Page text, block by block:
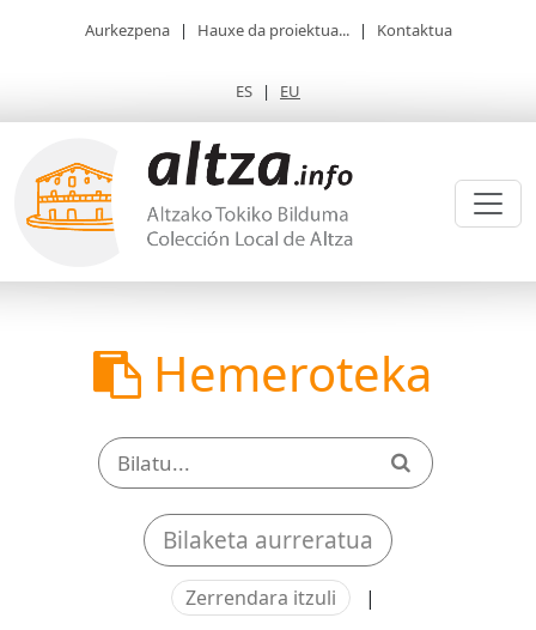
Aurkezpena | Hauxe da proiektua... | Kontaktua
ES | EU
Hemeroteka
Bilaketa aurreratua
Zerrendara itzuli |